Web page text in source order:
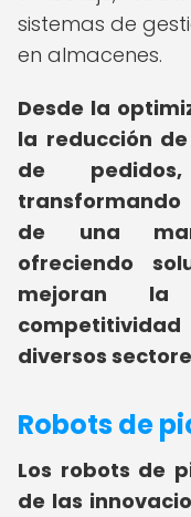
sistemas de
en almacenes.
Desde la
la reducción
de
de una
ofreciendo
mejoran
diversos
Robots de
Los robots de
de las